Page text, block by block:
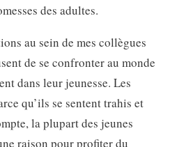
des adultes.
au sein de mes collègues
de se confronter au monde
dans leur jeunesse. Les
qu’ils se sentent trahis et
la plupart des jeunes
raison pour profiter du